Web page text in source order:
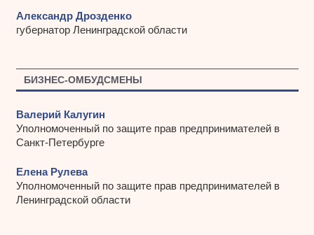
Александр Дрозденко
губернатор Ленинградской области
БИЗНЕС-ОМБУДСМЕНЫ
Валерий Калугин
Уполномоченный по защите прав предпринимателей в
Санкт-Петербурге
Елена Рулева
Уполномоченный по защите прав предпринимателей в
Ленинградской области